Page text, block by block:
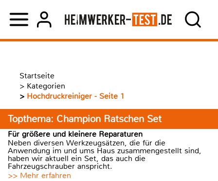
Startseite
> Kategorien
> Hochdruckreiniger - Seite 1
Topthema: Champion Ratschen Set
Für größere und kleinere Reparaturen
Neben diversen Werkzeugsätzen, die für die
Anwendung im und ums Haus zusammengestellt sind,
haben wir aktuell ein Set, das auch die
Fahrzeugschrauber anspricht.
>> Mehr erfahren